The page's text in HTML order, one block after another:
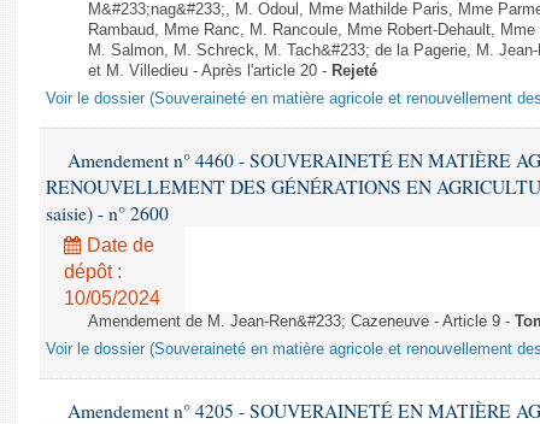
M&#233;nag&#233;, M. Odoul, Mme Mathilde Paris, Mme
Rambaud, Mme Ranc, M. Rancoule, Mme Robert-Dehault,
M. Salmon, M. Schreck, M. Tach&#233; de la Pagerie, M.
et M. Villedieu - Après l'article 20 - Rejeté
Voir le dossier (Souveraineté en matière agricole et renouvellement
Amendement n° 4460 - SOUVERAINETÉ EN MATIÈRE
RENOUVELLEMENT DES GÉNÉRATIONS EN
saisie) - n° 2600
Date de
dépôt :
10/05/2024
Amendement de M. Jean-Ren&#233; Cazeneuve - Article 9 -
Voir le dossier (Souveraineté en matière agricole et renouvellement
Amendement n° 4205 - SOUVERAINETÉ EN MATIÈRE